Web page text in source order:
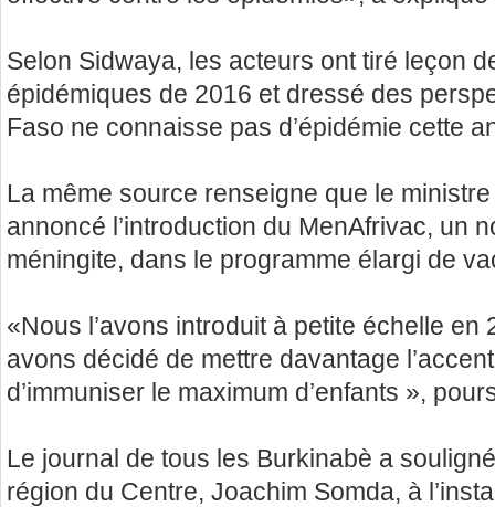
Selon Sidwaya, les acteurs ont tiré leçon
épidémiques de 2016 et dressé des
Faso ne connaisse pas d’épidémie cette
La même source renseigne que le
annoncé l’introduction du MenAfrivac, un
méningite, dans le programme élargi de
«Nous l’avons introduit à petite échelle en
avons décidé de mettre davantage
d’immuniser le maximum d’enfants »,
Le journal de tous les Burkinabè a
région du Centre, Joachim Somda, à